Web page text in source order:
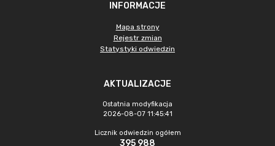
INFORMACJE
Mapa strony
Rejestr zmian
Statystyki odwiedzin
AKTUALIZACJE
Ostatnia modyfikacja
2026-08-07 11:45:41
Licznik odwiedzin ogółem
395 988